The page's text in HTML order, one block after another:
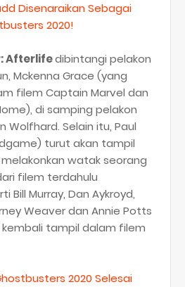
Disenaraikan Sebagai
2020!
Afterlifedibintangi pelakon
Mckenna Grace (yang
filem Captain Marvel dan
di samping pelakon
Wolfhard. Selain itu, Paul
turut akan tampil
watak seorang
filem terdahulu
Bill Murray, Dan Aykroyd,
Weaver dan Annie Potts
tampil dalam filem
2020 Selesai